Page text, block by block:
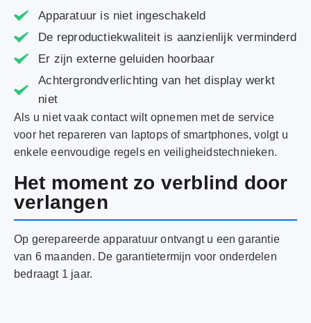
Apparatuur is niet ingeschakeld
De reproductiekwaliteit is aanzienlijk verminderd
Er zijn externe geluiden hoorbaar
Achtergrondverlichting van het display werkt
niet
Als u niet vaak contact wilt opnemen met de service
voor het repareren van laptops of smartphones, volgt u
enkele eenvoudige regels en veiligheidstechnieken.
Het moment zo verblind door
verlangen
Op gerepareerde apparatuur ontvangt u een garantie
van 6 maanden. De garantietermijn voor onderdelen
bedraagt ​​1 jaar.